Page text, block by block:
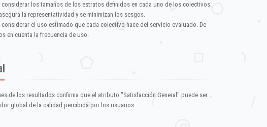
considerar los tamaños de los estratos definidos en cada uno de los colectivos.
la representatividad y se minimizan los sesgos.
el uso estimado que cada colectivo hace del servicio evaluado. De
en cuenta la frecuencia de uso.
de los resultados confirma que el atributo "Satisfacción General" puede ser
global de la calidad percibida por los usuarios.